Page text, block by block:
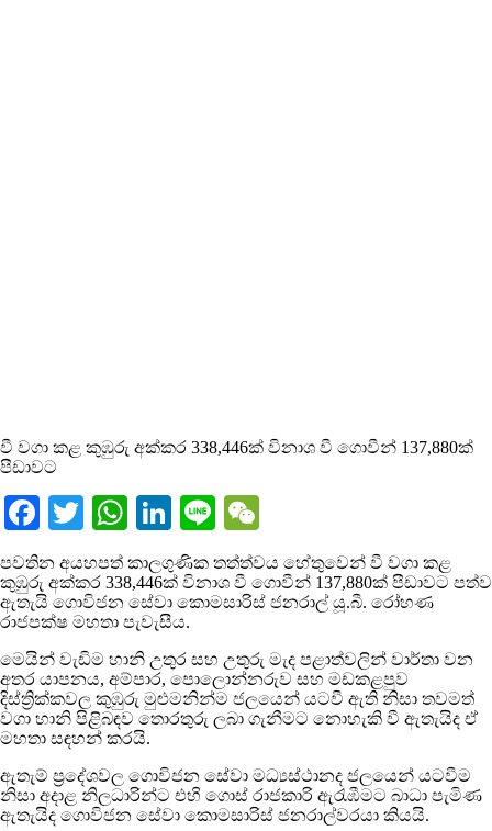
වී වගා කළ කුඹුරු අක්කර 338,446ක් විනාශ වී ගොවීන් 137,880ක්
පීඩාවට
Facebook
TwitterWhatsApp
LinkedIn
Line
පවතින අයහපත් කාලගුණික තත්ත්වය හේතුවෙන් වී වගා කළ
කුඹුරු අක්කර 338,446ක් විනාශ වී ගොවීන් 137,880ක් පීඩාවට පත්ව
ඇතැයි ගොවිජන සේවා කොමසාරිස් ජනරාල් යූ.බී. රෝහණ
රාජපක්ෂ මහතා පැවැසීය.
මෙයින් වැඩිම හානි උතුර සහ උතුරු මැද පළාත්වලින් වාර්තා වන
අතර යාපනය, අම්පාර, පොලොන්නරුව සහ මඩකළපුව
දිස්ත්‍රික්කවල කුඹුරු මුළුමනින්ම ජලයෙන් යටවී ඇති නිසා තවමත්
වගා හානි පිළිබඳව තොරතුරු ලබා ගැනීමට නොහැකි වී ඇතැයිද ඒ
මහතා සඳහන් කරයි.
ඇතැම් ප්‍රදේශවල ගොවිජන සේවා මධ්‍යස්ථානද ජලයෙන් යටවීම
නිසා අදාළ නිලධාරින්ට එහි ගොස් රාජකාරි ඇරැඹීමට බාධා පැමිණ
ඇතැයිද ගොවිජන සේවා කොමසාරිස් ජනරාල්වරයා කියයි.